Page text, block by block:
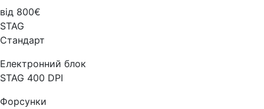
від 800€
STAG
Стандарт
Електронний блок
STAG 400 DPI
Форсунки